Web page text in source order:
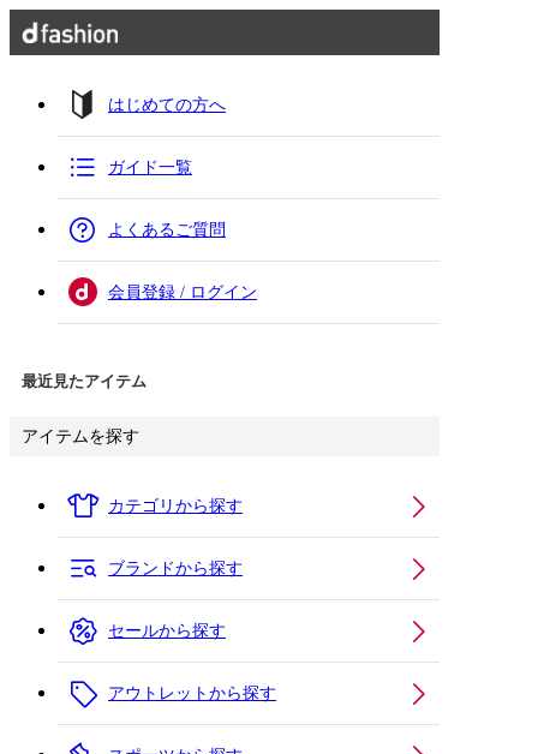
はじめての方へ
ガイド一覧
よくあるご質問
会員登録 / ログイン
最近見たアイテム
アイテムを探す
カテゴリから探す
ブランドから探す
セールから探す
アウトレットから探す